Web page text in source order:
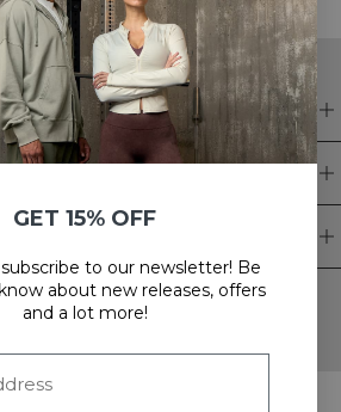
Newsletter
Newsletter! Erhalten Sie exklusive
Nachrichten und vieles mehr.
GET 15% OFF
to our newsletter! Be
about new releases, offers
and a lot more!